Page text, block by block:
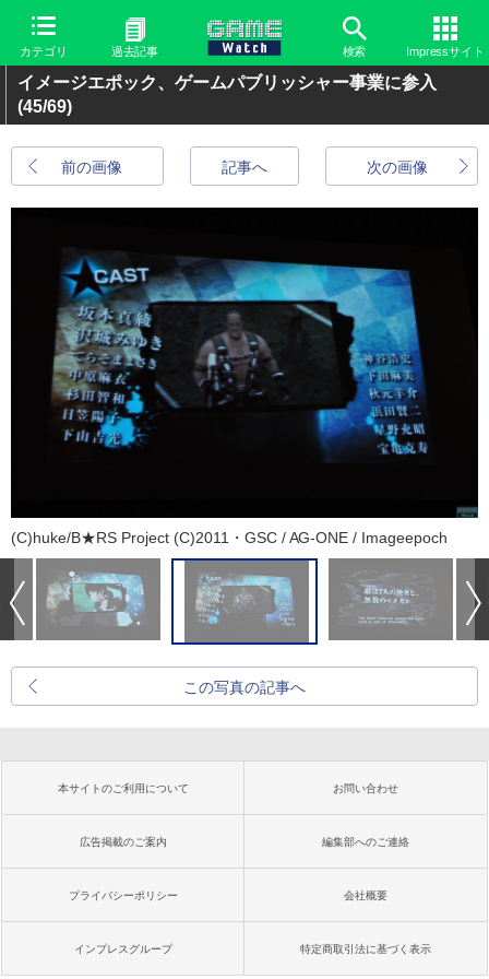
カテゴリ 過去記事 検索 Impressサイト
イメージエポック、ゲームパブリッシャー事業に参入
(45/69)
前の画像 次の画像
記事へ
(C)huke/B★RS Project (C)2011・GSC / AG-ONE / Imageepoch
この写真の記事へ
本サイトのご利用について お問い合わせ
広告掲載のご案内 編集部へのご連絡
プライバシーポリシー 会社概要
インプレスグループ 特定商取引法に基づく表示